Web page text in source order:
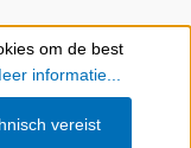
om de best
informatie...
vereist